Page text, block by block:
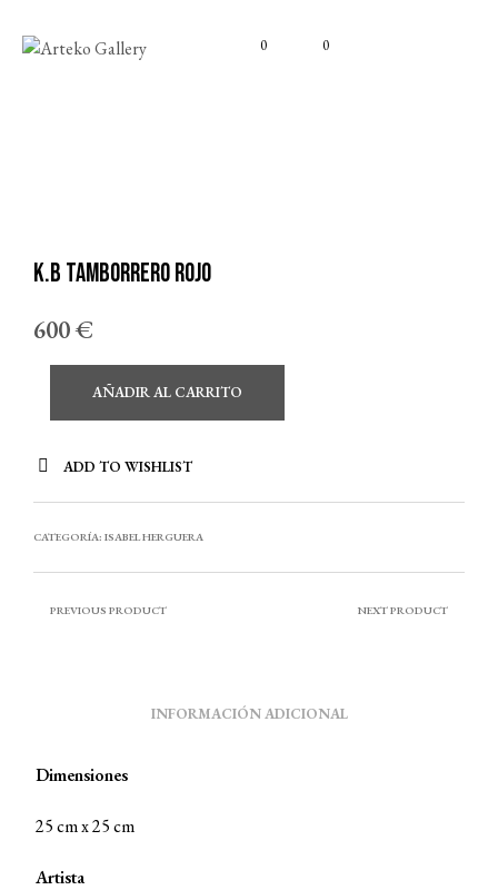
0 0
K.B Tamborrero rojo
600€
AÑADIR AL CARRITO
ADD TO WISHLIST
CATEGORÍA: ISABEL HERGUERA
PREVIOUS PRODUCT NEXT PRODUCT
INFORMACIÓN ADICIONAL
Dimensiones
25 cm x 25 cm
Artista